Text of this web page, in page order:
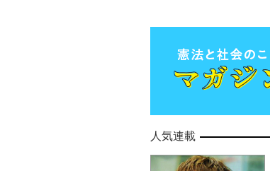
人気連載